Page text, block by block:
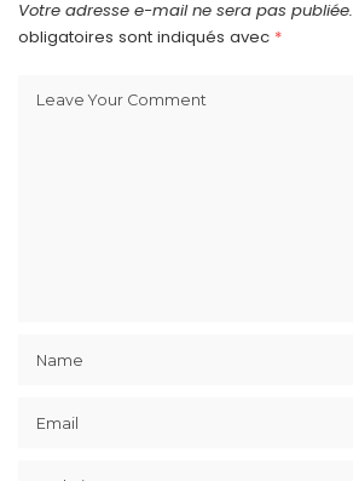
Votre adresse e-mail ne sera pas publiée.
obligatoires sont indiqués avec *